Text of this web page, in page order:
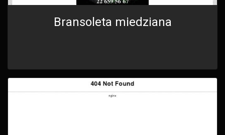
Bransoleta miedziana